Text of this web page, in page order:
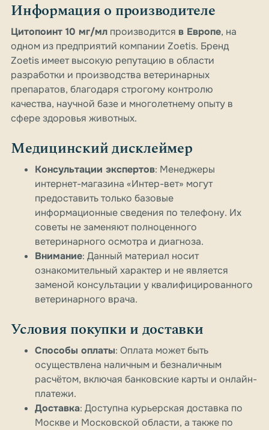
Информация о производителе
Цитопоинт 10 мг/мл производится в Европе, на
одном из предприятий компании Zoetis. Бренд
Zoetis имеет высокую репутацию в области
разработки и производства ветеринарных
препаратов, благодаря строгому контролю
качества, научной базе и многолетнему опыту в
сфере здоровья животных.
Медицинский дисклеймер
Консультации экспертов: Менеджеры
интернет-магазина «Интер-вет» могут
предоставить только базовые
информационные сведения по телефону. Их
советы не заменяют полноценного
ветеринарного осмотра и диагноза.
Внимание: Данный материал носит
ознакомительный характер и не является
заменой консультации у квалифицированного
ветеринарного врача.
Условия покупки и доставки
Способы оплаты: Оплата может быть
осуществлена наличным и безналичным
расчётом, включая банковские карты и онлайн-
платежи.
Доставка: Доступна курьерская доставка по
Москве и Московской области, а также по